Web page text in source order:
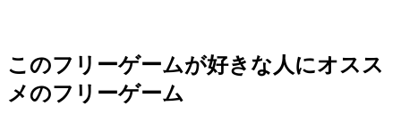
このフリーゲームが好きな人にオスス
メのフリーゲーム